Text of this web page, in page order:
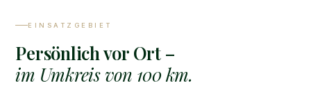
EINSATZGEBIET
Persönlich vor Ort –
im Umkreis von 100 km.